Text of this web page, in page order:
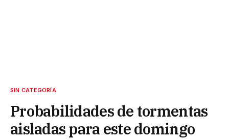
SIN CATEGORÍA
Probabilidades de tormentas
aisladas para este domingo